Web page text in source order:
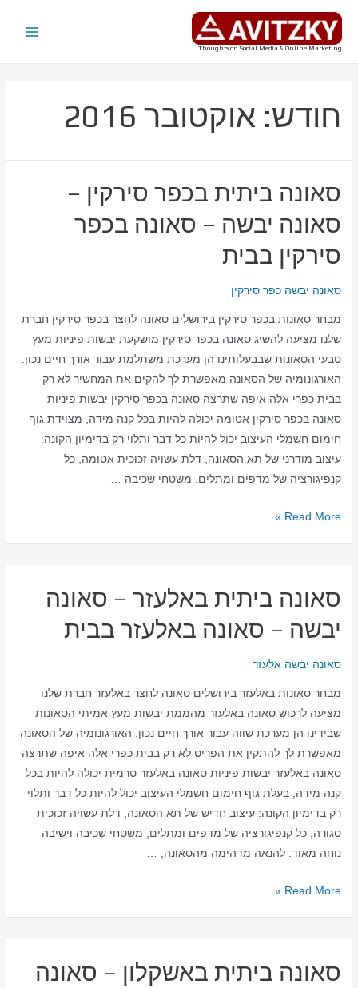
דילוג
לתוכן
Thoughts on Social Media & Online Marketing
חודש: אוקטובר 2016
סאונה ביתית בכפר סירקין –
סאונה יבשה – סאונה בכפר
סירקין בבית
סאונה יבשה כפר סירקין
מבחר סאונות בכפר סירקין בירושלים סאונה לחצר בכפר סירקין חברת
שלנו מציעה להשיג סאונה בכפר סירקין מושקעת יבשות פיניות מעץ
טבעי הסאונות שבבעלותינו הן מערכת משתלמת עבור אורך חיים נכון.
האורגונומיה של הסאונה מאפשרת לך להקים את המחשיר לא רק
בבית כפרי אלה איפה שתרצה סאונה בכפר סירקין יבשות פיניות
סאונה בכפר סירקין אטומה יכולה להיות בכל קנה מידה, מצוידת גוף
חימום חשמלי העיצוב יכול להיות כל דבר ותלוי רק בדימיון הקונה:
עיצוב מודרני של תא הסאונה, דלת עשויה זכוכית אטומה, כל
קנפיגורציה של מדפים ומתלים, משטחי שכיבה …
סאונה
–
יבשה
בכפר
סירקין
בבית
Read More »
סאונה ביתית באלעזר – סאונה
יבשה – סאונה באלעזר בבית
סאונה יבשה אלעזר
מבחר סאונות באלעזר בירושלים סאונה לחצר באלעזר חברת שלנו
מציעה לרכוש סאונה באלעזר מהממת יבשות מעץ אמיתי הסאונות
שבידינו הן מערכת שווה עבור אורך חיים נכון. האורגונומיה של הסאונה
מאפשרת לך להתקין את הפריט לא רק בבית כפרי אלה איפה שתרצה
סאונה באלעזר יבשות פיניות סאונה באלעזר טרמית יכולה להיות בכל
קנה מידה, בעלת גוף חימום חשמלי העיצוב יכול להיות כל דבר ותלוי
רק בדימיון הקונה: עיצוב חדיש של תא הסאונה, דלת עשויה זכוכית
סגורה, כל קנפיגורציה של מדפים ומתלים, משטחי שכיבה וישיבה
נוחה מאוד. להנאה מדהימה מהסאונה, …
סאונה
סאונה
Read More »
סאונה ביתית באשקלון – סאונה